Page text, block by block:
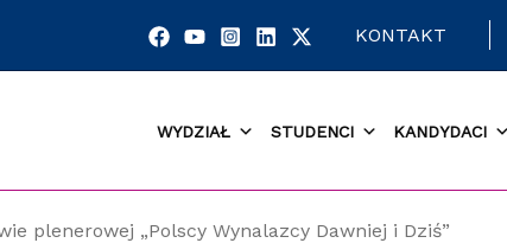
KONTAKT
WYDZIAŁ STUDENCI KANDYDACI
plenerowej „Polscy Wynalazcy Dawniej i Dziś”